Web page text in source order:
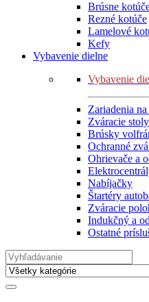
Brúsne
Rezné kotúče
Lamelové
Kefy
Vybavenie dielne
Vybavenie
Zariadenia
Zváracie stoly
Brúsky
Ochranné
Ohrievače a
Nabíjačky
Štartéry
Zváracie
Indukčný a
Ostatné
Search
for: